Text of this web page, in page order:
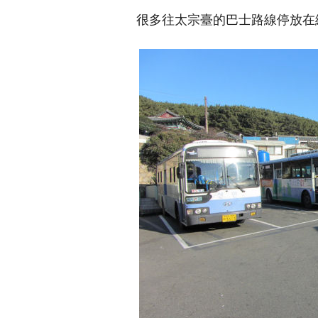
很多往太宗臺的巴士路線停放